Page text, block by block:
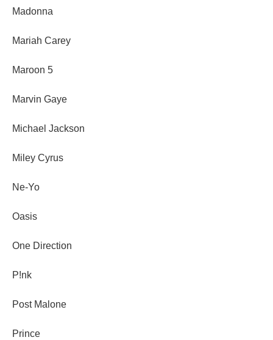
Madonna
Mariah Carey
Maroon 5
Marvin Gaye
Michael Jackson
Miley Cyrus
Ne-Yo
Oasis
One Direction
P!nk
Post Malone
Prince